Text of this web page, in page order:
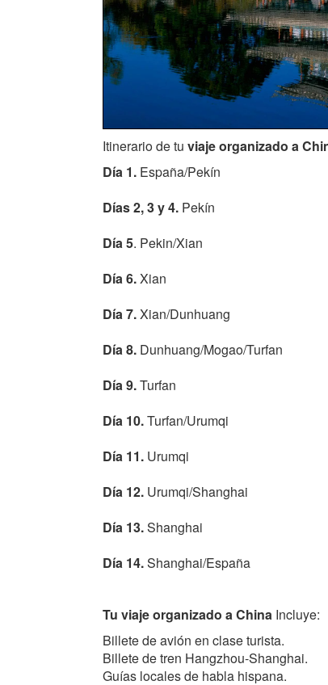
Itinerario de tu viaje organizado a
Día 1. España/Pekín
Días 2, 3 y 4. Pekín
Día 5. Pekin/Xian
Día 6.Xian
Día 7.Xian/Dunhuang
Día 8. Dunhuang/Mogao/Turfan
Día 9.Turfan
Día 10.Turfan/Urumqi
Día 11. Urumqi
Día 12. Urumqi/Shanghai
Día 13.Shanghai
Día 14.Shanghai/España
Tu viaje organizado a China Incluye:
Billete de avión en clase turista.
Billete de tren Hangzhou-Shanghai.
Guías locales de habla hispana.